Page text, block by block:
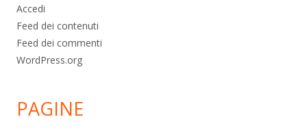
Accedi
Feed dei contenuti
Feed dei commenti
WordPress.org
PAGINE